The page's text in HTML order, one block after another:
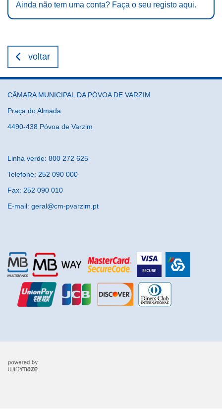
Ainda não tem uma conta? Faça o seu registo aqui.
voltar
CÂMARA MUNICIPAL DA PÓVOA DE VARZIM
Praça do Almada
4490-438 Póvoa de Varzim
Linha verde: 800 272 625
Telefone: 252 090 000
Fax: 252 090 010
E-mail: geral@cm-pvarzim.pt